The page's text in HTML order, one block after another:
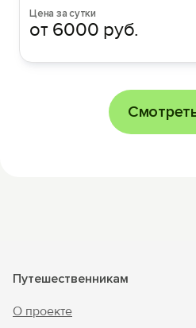
Цена за сутки
от 6000 руб.
Путешественникам
О проекте